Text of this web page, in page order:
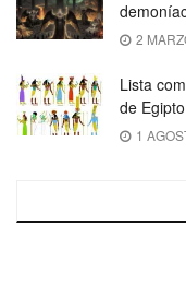
2
Lista
de Egipto
1